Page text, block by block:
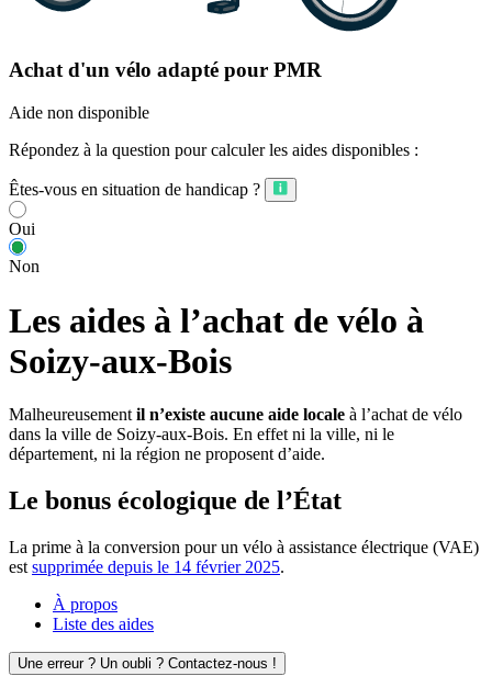
Achat d'un vélo adapté pour PMR
Aide non disponible
Répondez à la question pour calculer les aides disponibles :
Êtes-vous en situation de handicap ?
Oui
Non
Les aides à l’achat de vélo à
Soizy-aux-Bois
Malheureusement il n’existe aucune aide locale à l’achat de vélo
dans la ville de Soizy-aux-Bois. En effet ni la ville, ni le
département, ni la région ne proposent d’aide.
Le bonus écologique de l’État
La prime à la conversion pour un vélo à assistance électrique (VAE)
est supprimée depuis le 14 février 2025.
À propos
Liste des aides
Une erreur ? Un oubli ? Contactez-nous !